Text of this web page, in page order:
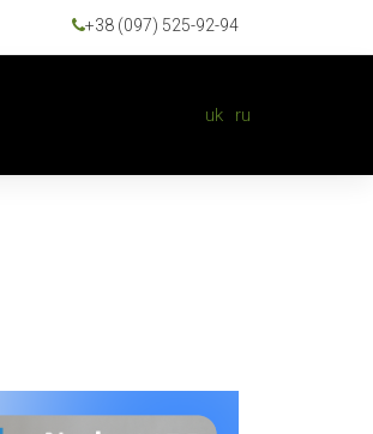
+38 (097) 525-92-94
uk ru